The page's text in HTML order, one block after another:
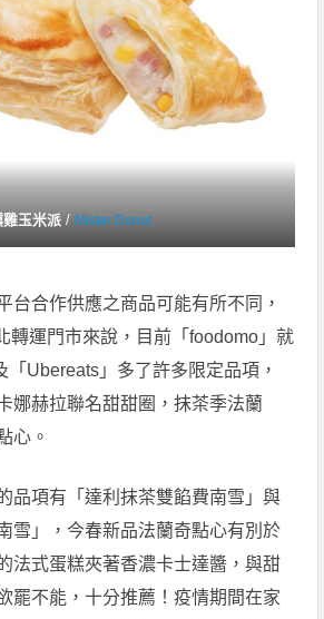
雞玉米派/ Mister Donut
台合作供應之商品可能有所不同，
轉運門市來說，目前「foodomo」就
「Ubereats」多了許多限定品項，
娜赫拉聯名甜甜圈，抹茶季法蘭
心。
品項有「達利抹茶雙餡費南雪」與
雪」，今春新品法蘭奇點心有別於
法式蛋糕夾著香濃卡士達醬，與甜
罷不能，十分推薦！疫情期間在家